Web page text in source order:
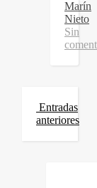
Marín
Nieto
Sin
Entradas
anteriores